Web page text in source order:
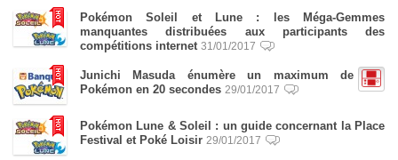
Pokémon Soleil et Lune : les Méga-Gemmes
manquantes distribuées aux participants des
compétitions internet 31/01/2017
Junichi Masuda énumère un maximum de
Pokémon en 20 secondes 29/01/2017
Pokémon Lune & Soleil : un guide concernant la Place
Festival et Poké Loisir 29/01/2017